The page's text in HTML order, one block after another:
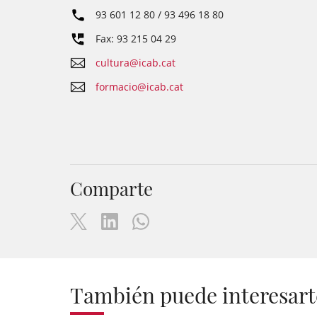
93 601 12 80 / 93 496 18 80
Fax: 93 215 04 29
cultura@icab.cat
formacio@icab.cat
Comparte
También puede